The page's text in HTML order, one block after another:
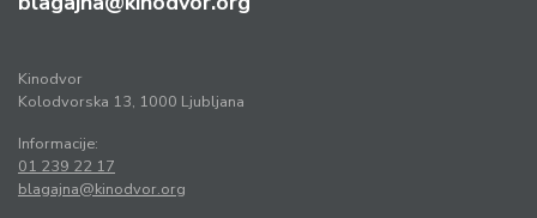
Kinodvor
Kolodvorska 13, 1000 Ljubljana
Informacije:
01 239 22 17
blagajna@kinodvor.org